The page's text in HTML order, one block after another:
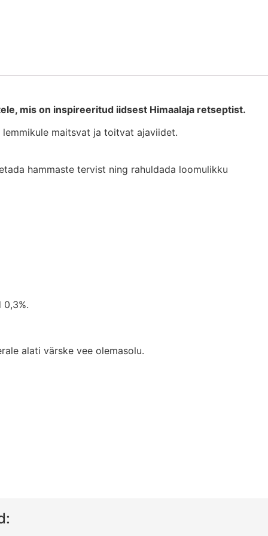
mis on inspireeritud iidsest Himaalaja retseptist.
lemmikule maitsvat ja toitvat ajaviidet.
hammaste tervist ning rahuldada loomulikku
alati värske vee olemasolu.